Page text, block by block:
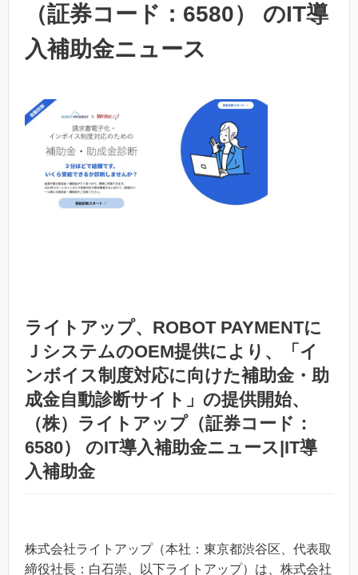
（証券コード：6580） のIT導
入補助金ニュース
ライトアップ、ROBOT PAYMENTに
ＪシステムのOEM提供により、「イ
ンボイス制度対応に向けた補助金・助
成金自動診断サイト」の提供開始、
（株）ライトアップ（証券コード：
6580） のIT導入補助金ニュース|IT導
入補助金
株式会社ライトアップ（本社：東京都渋谷区、代表取
締役社長：白石崇、以下ライトアップ）は、株式会社